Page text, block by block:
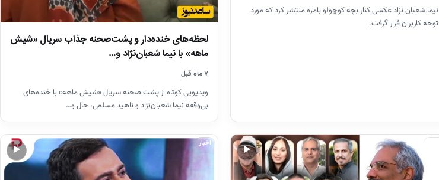
نیما شعبان نژاد عکسی کنار بچه کوچولو بامزه منتشر کرد که مورد
توجه کاربران قرار گرفت.
لحظه‌های خنده‌دار و پشت‌صحنه جذاب سریال «شیش
ماهه» با نیما شعبان‌نژاد و…
۷ ماه قبل
ویدیویی کوتاه از پشت صحنه سریال «شیش ماهه» با خنده‌های
بی‌وقفه نیما شعبان‌نژاد و ناهید مسلمی، حال و…
▶
▶
اخبار